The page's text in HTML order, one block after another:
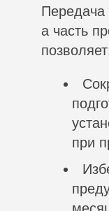
Передача
а часть
при